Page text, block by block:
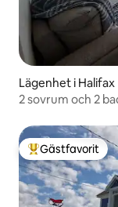
Lägenhet i Halifax
2 sovrum och 2
Populär
Gästfavorit